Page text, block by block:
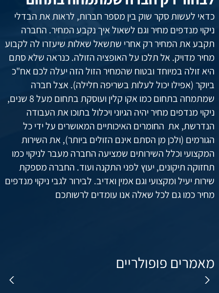
כדאי לעשות סקר שוק בין מספר חברות, לראות את הבדלי
ניקוי מנדפים מחיר וגם לשאול איך נקבע המחיר. החברה
תקבע את המחיר רק אחרי שתשאל שאלות שיעזרו לה לקבוע
מחיר מדויק. אל תלכו על האופציה הזולה. כנראה שלא סתם
היא זולה במיוחד ובטוח שהמחיר הזול הזה יעלה לכם אח"כ
ביוקר (אפילו יכול לעלות בשריפה חלילה). אצל חברה
שמתמחה בתחום כמו אקו קלין ועוסקת בתחום מעל 8 שנים,
ניקוי מנדפים מחיר יהיה הגיוני ויכלול בתוכו את העבודה
הנדרשת, את החומרים האיכותיים המאושרים על ידי כל
הגורמים (ולכן מן הסתם אינם הזולים ביותר), את השירות
המקצועי וכלל השירותים שמציעה החברה מעבר לניקוי כמו
תחזוקה תיקונים, יעוץ לפני התקנה ועוד. החברה מספקת
שירות יעיל ומקצועי וגם אמין ואדיב. לבירור לגבי ניקוי מנדפים
מחיר כמו גם לכל שאלה אנו עומדים לרשותכם
מאמרים פופולריים